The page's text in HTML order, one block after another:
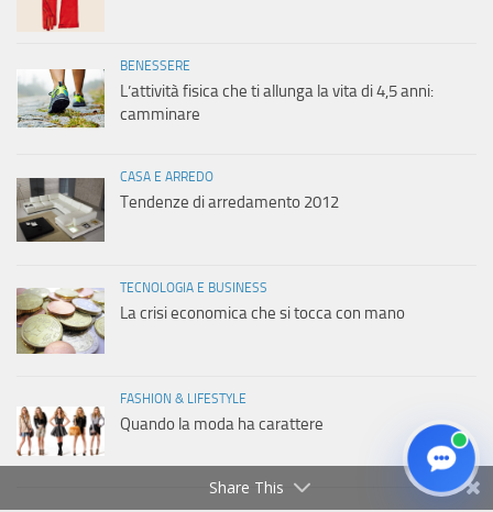
BENESSERE
L’attività fisica che ti allunga la vita di 4,5 anni:
camminare
CASA E ARREDO
Tendenze di arredamento 2012
TECNOLOGIA E BUSINESS
La crisi economica che si tocca con mano
FASHION & LIFESTYLE
Quando la moda ha carattere
Share This